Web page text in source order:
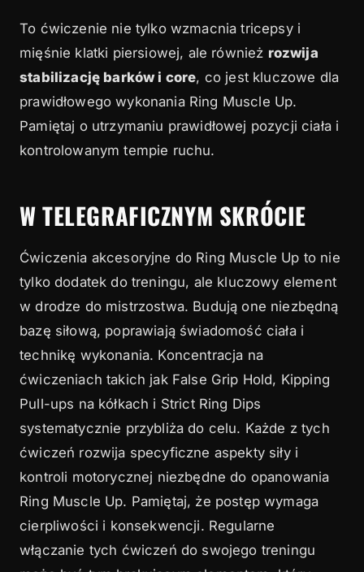
To ćwiczenie nie tylko wzmacnia tricepsy i
mięśnie klatki piersiowej, ale również rozwija
stabilizację barków i core, co jest kluczowe dla
prawidłowego wykonania Ring Muscle Up.
Pamiętaj o utrzymaniu prawidłowej pozycji ciała i
kontrolowanym tempie ruchu.
W TELEGRAFICZNYM SKRÓCIE
Ćwiczenia akcesoryjne do Ring Muscle Up to nie
tylko dodatek do treningu, ale kluczowy element
w drodze do mistrzostwa. Budują one niezbędną
bazę siłową, poprawiają świadomość ciała i
technikę wykonania. Koncentracja na
ćwiczeniach takich jak False Grip Hold, Kipping
Pull-ups na kółkach i Strict Ring Dips
systematycznie przybliża do celu. Każde z tych
ćwiczeń rozwija specyficzne aspekty siły i
kontroli motorycznej niezbędne do opanowania
Ring Muscle Up. Pamiętaj, że postęp wymaga
cierpliwości i konsekwencji. Regularne
włączanie tych ćwiczeń do swojego treningu